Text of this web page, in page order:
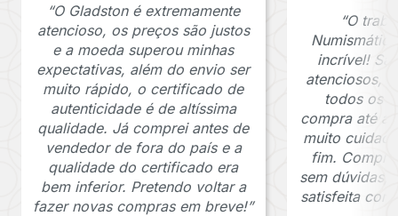
“O Gladston é extremamente
atencioso, os preços são justos
e a moeda superou minhas
expectativas, além do envio ser
muito rápido, o certificado de
autenticidade é de altíssima
qualidade. Já comprei antes de
vendedor de fora do país e a
qualidade do certificado era
bem inferior. Pretendo voltar a
fazer novas compras em breve!”
“O
incrível!
atenciosos,
todos os
compra até a
muito
fim.
sem dúvidas,
satisfeita com